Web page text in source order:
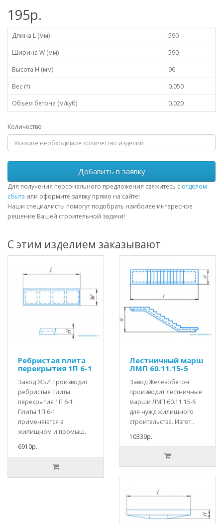
195р.
Длина L (мм)
590
Ширина W (мм)
590
Высота H (мм)
90
Вес (т)
0.050
Объем бетона (м/куб)
0.020
Количество
Добавить в заявку
Для получения персонального предложения свяжитесь с отделом
сбыта или оформите заявку прямо на сайте!
Наши специалисты помогут подобрать наиболее интересное
решение Вашей строительной задачи!
С этим изделием заказывают
Ребристая плита
перекрытия 1П 6-1
Завод ЖБИ производит
ребристые плиты
перекрытия 1П 6-1.
Плиты 1П 6-1
применяются в
жилищном и промыш..
6910р.
Лестничный марш
ЛМП 60.11.15-5
Завод Железобетон
производит лестничные
марши ЛМП 60.11.15-5
для нужд жилищного
строительства. Изгот..
10339р.